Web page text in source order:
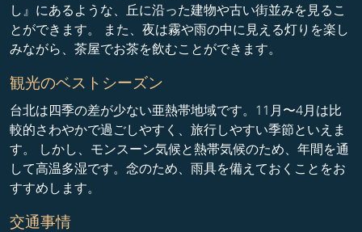
し』にあるような、丘に沿った建物や古い街並みを見るこ
とができます。 また、夜は霧や雨の中に見える灯りを楽し
みながら、茶屋でお茶を飲むことができます。
観光のベストシーズン
台北は四季の差が少ない亜熱帯地域です。11月〜4月は比
較的さわやかで過ごしやすく、旅行しやすい季節といえま
す。 しかし、モンスーン気候と熱帯気候のため、年間を通
して高温多湿です。念のため、雨具を備えておくことをお
すすめします。
交通事情